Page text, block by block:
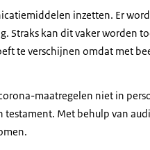
inzetten. Er
Straks kan dit vaker worden
te verschijnen omdat met
maatregelen niet in
testament. Met behulp van